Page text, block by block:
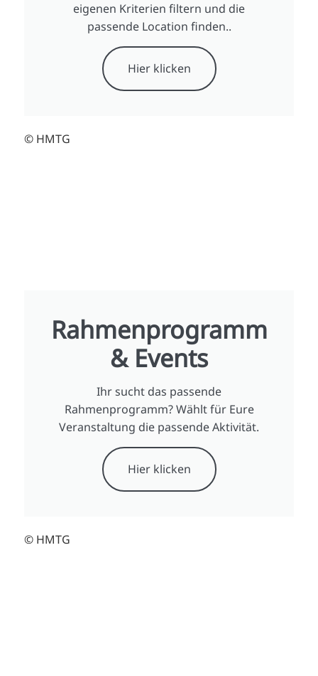
eigenen Kriterien filtern und die
passende Location finden..
Hier klicken
© HMTG
Rahmenprogramm
& Events
Ihr sucht das passende
Rahmenprogramm? Wählt für Eure
Veranstaltung die passende Aktivität.
Hier klicken
© HMTG